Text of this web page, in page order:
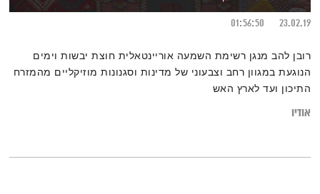
23.02.19
01:56:50
רובן להב מנגן רשימת השמעה אוריינטאלית חוצת יבשות וימים
הנוגעת במגוון רחב וצבעוני של מדינות וסגנונות מוזיקליים מהמזרח
התיכון ועד לארץ האש
אודיו